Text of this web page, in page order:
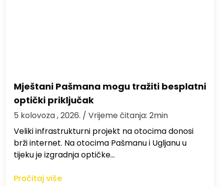
Mještani Pašmana mogu tražiti besplatni
optički priključak
5 kolovoza , 2026. / Vrijeme čitanja: 2min
Veliki infrastrukturni projekt na otocima donosi
brži internet. Na otocima Pašmanu i Ugljanu u
tijeku je izgradnja optičke…
Pročitaj više